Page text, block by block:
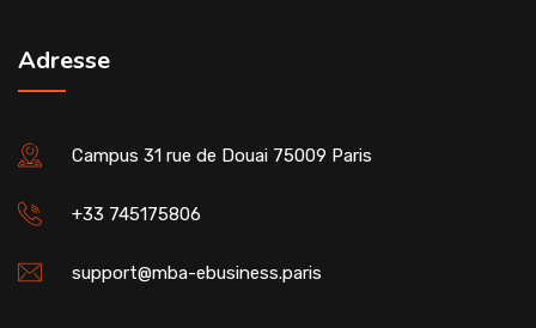
Adresse
Campus 31 rue de Douai 75009 Paris
+33 745175806
support@mba-ebusiness.paris